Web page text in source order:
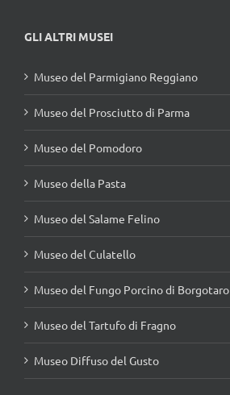
GLI ALTRI MUSEI
Museo del Parmigiano Reggiano
Museo del Prosciutto di Parma
Museo del Pomodoro
Museo della Pasta
Museo del Salame Felino
Museo del Culatello
Museo del Fungo Porcino di Borgotaro
Museo del Tartufo di Fragno
Museo Diffuso del Gusto